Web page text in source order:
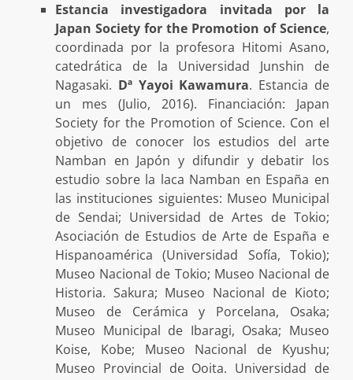
Estancia investigadora invitada por la
Japan Society for the Promotion of Science,
coordinada por la profesora Hitomi Asano,
catedrática de la Universidad Junshin de
Nagasaki. Dª Yayoi Kawamura. Estancia de
un mes (Julio, 2016). Financiación: Japan
Society for the Promotion of Science. Con el
objetivo de conocer los estudios del arte
Namban en Japón y difundir y debatir los
estudio sobre la laca Namban en España en
las instituciones siguientes: Museo Municipal
de Sendai; Universidad de Artes de Tokio;
Asociación de Estudios de Arte de España e
Hispanoamérica (Universidad Sofía, Tokio);
Museo Nacional de Tokio; Museo Nacional de
Historia. Sakura; Museo Nacional de Kioto;
Museo de Cerámica y Porcelana, Osaka;
Museo Municipal de Ibaragi, Osaka; Museo
Koise, Kobe; Museo Nacional de Kyushu;
Museo Provincial de Ooita. Universidad de